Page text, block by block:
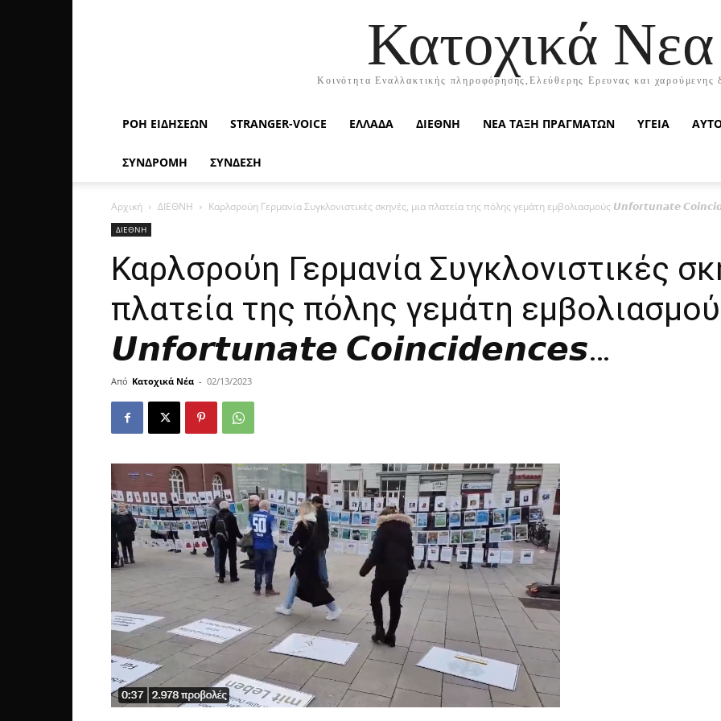
Κατοχικά Νεα
Κοινότητα Εναλλακτικής πληροφόρησης,Ελεύθερης Ερευνας και χαρούμενης
ΡΟΉ ΕΙΔΉΣΕΩΝ STRANGER-VOICE ΕΛΛΑΔΑ ΔΙΕΘΝΗ ΝΕΑ ΤΑΞΗ ΠΡΑΓΜΑΤΩΝ ΥΓΕΙΑ
ΣΥΝΔΡΟΜΗ ΣΥΝΔΕΣΗ
Αρχική ΔΙΕΘΝΗ Καρλσρούη Γερμανία Συγκλονιστικές σκηνές, μια πλατεία της πόλης γεμάτη εμβολιασμούς 𝙐𝙣𝙛𝙤𝙧𝙩𝙪𝙣𝙖𝙩𝙚
ΔΙΕΘΝΗ
Καρλσρούη Γερμανία Συγκλονιστικές
πλατεία της πόλης γεμάτη
𝙐𝙣𝙛𝙤𝙧𝙩𝙪𝙣𝙖𝙩𝙚 𝘾𝙤𝙞𝙣𝙘𝙞𝙙𝙚𝙣𝙘𝙚𝙨…
Από Κατοχικά Νέα - 02/13/2023